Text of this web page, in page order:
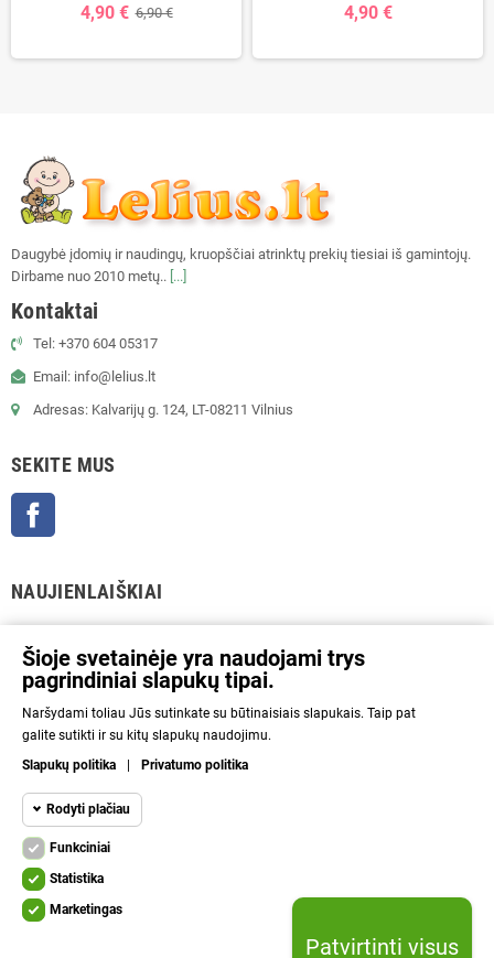
4,90 € 6,90 € 4,90 €
Daugybė įdomių ir naudingų, kruopščiai atrinktų prekių tiesiai iš gamintojų.
Dirbame nuo 2010 metų.. [...]
Kontaktai
Tel: +370 604 05317
Email: info@lelius.lt
Adresas: Kalvarijų g. 124, LT-08211 Vilnius
SEKITE MUS
NAUJIENLAIŠKIAI
informaciją rasite parduotuvės taisyklėse.
Aš sutinku su Privatumo politika ir asmens duomenų tvarkymu.
INFORMACIJA
NAUDINGA
KITA
Šioje svetainėje yra naudojami trys
pagrindiniai slapukų tipai.
Naršydami toliau Jūs sutinkate su būtinaisiais slapukais. Taip pat
galite sutikti ir su kitų slapukų naudojimu.
Slapukų politika
Privatumo politika
Rodyti plačiau
Funkciniai
Be šių slapukų svetainė neveiks tinkamai.
Statistikos
Funkciniai
Statistika
Marketingas
Patvirtinti visus